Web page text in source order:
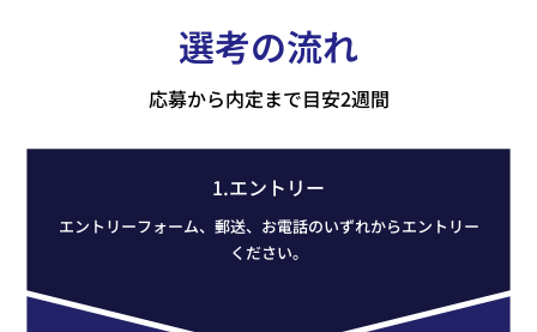
選考の流れ
応募から内定まで目安2週間
1.エントリー
エントリーフォーム、郵送、お電話のいずれからエントリー
ください。